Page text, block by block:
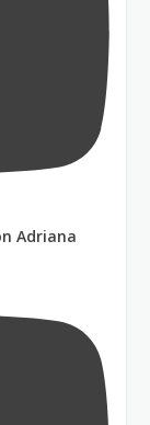
Adriana